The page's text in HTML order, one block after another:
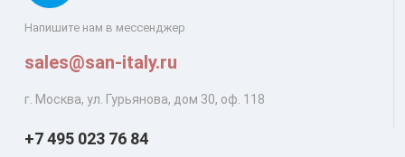
Напишите нам в мессенджер
sales@san-italy.ru
г. Москва, ул. Гурьянова, дом 30, оф. 118
+7 495 023 76 84